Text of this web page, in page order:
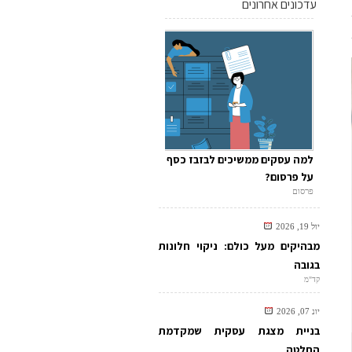
עדכונים אחרונים
למה עסקים ממשיכים לבזבז כסף
על פרסום?
פרסום
יול 19, 2026
מבהיקים מעל כולם: ניקוי חלונות
בגובה
קד"מ
יונ 07, 2026
בניית מצגת עסקית שמקדמת